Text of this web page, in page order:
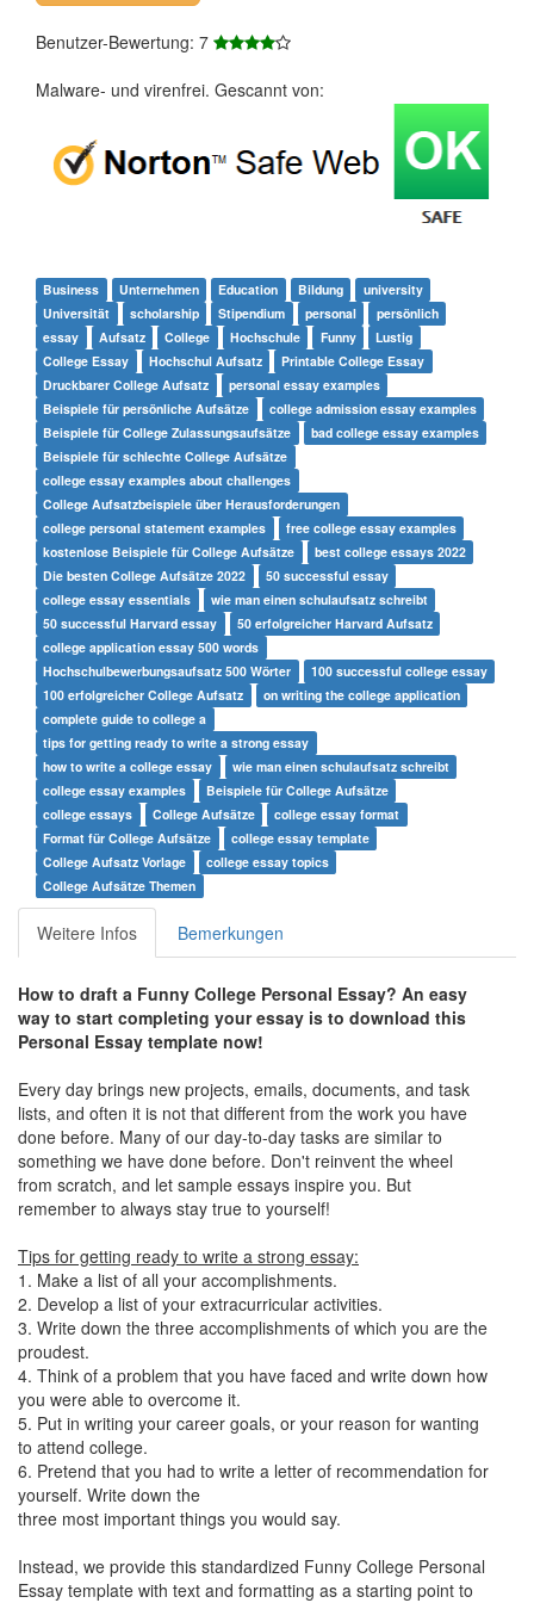
Benutzer-Bewertung: 7
Malware- und virenfrei. Gescannt von:
Business Unternehmen Education Bildung
university
Universität
scholarship Stipendium personal
persönlich
essay
Aufsatz College Hochschule Funny
Lustig
College Essay
Hochschul Aufsatz
Printable College Essay
Druckbarer College Aufsatz
personal essay examples
Beispiele für persönliche Aufsätze
college admission essay examples
Beispiele für College Zulassungsaufsätze
bad college essay examples
Beispiele für schlechte College Aufsätze
college essay examples about challenges
College Aufsatzbeispiele über Herausforderungen
college personal statement examples
free college essay examples
kostenlose Beispiele für College Aufsätze
best college essays 2022
Die besten College Aufsätze 2022
50 successful essay
college essay essentials
wie man einen schulaufsatz schreibt
50 successful Harvard essay
50 erfolgreicher Harvard Aufsatz
college application essay 500 words
Hochschulbewerbungsaufsatz 500 Wörter
100 successful college essay
100 erfolgreicher College Aufsatz
on writing the college application
complete guide to college a
tips for getting ready to write a strong essay
how to write a college essay
wie man einen schulaufsatz schreibt
college essay examples
Beispiele für College Aufsätze
college essays
College Aufsätze
college essay format
Format für College Aufsätze
college essay template
College Aufsatz Vorlage
college essay topics
College Aufsätze Themen
Weitere Infos Bemerkungen
How to draft a Funny College Personal Essay? An easy
way to start completing your essay is to download this
Personal Essay template now!
Every day brings new projects, emails, documents, and task
lists, and often it is not that different from the work you have
done before. Many of our day-to-day tasks are similar to
something we have done before. Don't reinvent the wheel
from scratch, and let sample essays inspire you. But
remember to always stay true to yourself!
Tips for getting ready to write a strong essay:
1. Make a list of all your accomplishments.
2. Develop a list of your extracurricular activities.
3. Write down the three accomplishments of which you are the
proudest.
4. Think of a problem that you have faced and write down how
you were able to overcome it.
5. Put in writing your career goals, or your reason for wanting
to attend college.
6. Pretend that you had to write a letter of recommendation for
yourself. Write down the
three most important things you would say.
Instead, we provide this standardized Funny College Personal
Essay template with text and formatting as a starting point to